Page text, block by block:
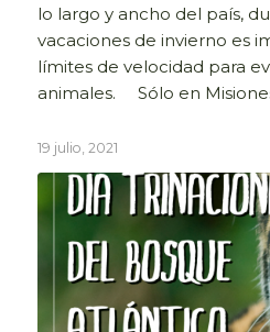
lo largo y ancho del país,
vacaciones de invierno es
límites de velocidad para
animales. Sólo en
19 julio, 2021